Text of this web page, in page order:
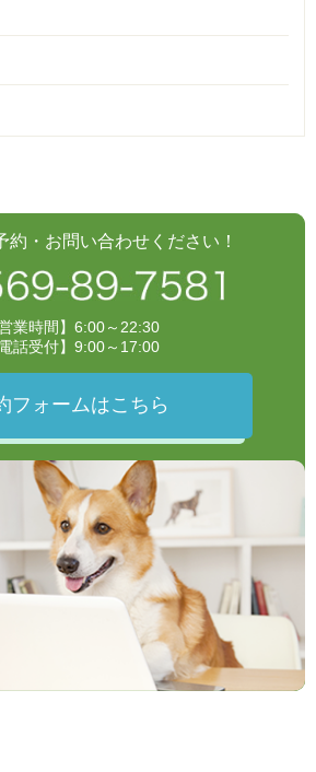
約・お問い合わせください！
営業時間】6:00～22:30
電話受付】9:00～17:00
フォームはこちら